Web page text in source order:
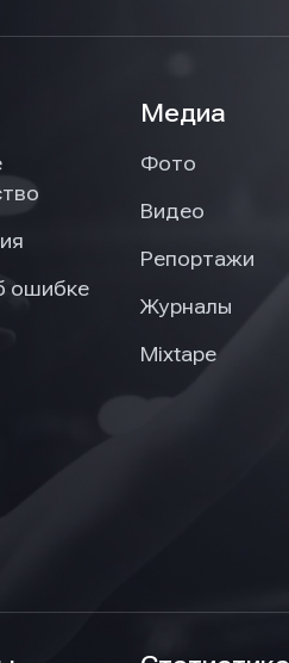
ошибке
Медиа
Фото
Видео
Репортажи
Журналы
Mixtape